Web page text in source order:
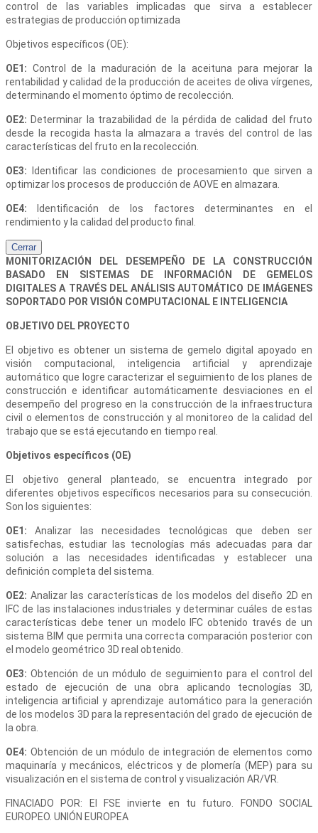
control de las variables implicadas que sirva a establecer
estrategias de producción optimizada
Objetivos específicos (OE):
OE1: Control de la maduración de la aceituna para mejorar la
rentabilidad y calidad de la producción de aceites de oliva vírgenes,
determinando el momento óptimo de recolección.
OE2: Determinar la trazabilidad de la pérdida de calidad del fruto
desde la recogida hasta la almazara a través del control de las
características del fruto en la recolección.
OE3:
Identificar las condiciones de procesamiento que sirven a
optimizar los procesos de producción de AOVE en almazara.
OE4:
Identificación de los factores determinantes en el
rendimiento y la calidad del producto final.
Cerrar
MONITORIZACIÓN DEL DESEMPEÑO DE LA CONSTRUCCIÓN
BASADO EN SISTEMAS DE INFORMACIÓN DE GEMELOS
DIGITALES A TRAVÉS DEL ANÁLISIS AUTOMÁTICO DE IMÁGENES
SOPORTADO POR VISIÓN COMPUTACIONAL E INTELIGENCIA
OBJETIVO DEL PROYECTO
El objetivo es obtener un sistema de gemelo digital apoyado en
visión computacional, inteligencia artificial y aprendizaje
automático que logre caracterizar el seguimiento de los planes de
construcción e identificar automáticamente desviaciones en el
desempeño del progreso en la construcción de la infraestructura
civil o elementos de construcción y al monitoreo de la calidad del
trabajo que se está ejecutando en tiempo real.
Objetivos específicos (OE)
El objetivo general planteado, se encuentra integrado por
diferentes objetivos específicos necesarios para su consecución.
Son los siguientes:
OE1: Analizar las necesidades tecnológicas que deben ser
satisfechas, estudiar las tecnologías más adecuadas para dar
solución a las necesidades identificadas y establecer una
definición completa del sistema.
OE2: Analizar las características de los modelos del diseño 2D en
IFC de las instalaciones industriales y determinar cuáles de estas
características debe tener un modelo IFC obtenido través de un
sistema BIM que permita una correcta comparación posterior con
el modelo geométrico 3D real obtenido.
OE3: Obtención de un módulo de seguimiento para el control del
estado de ejecución de una obra aplicando tecnologías 3D,
inteligencia artificial y aprendizaje automático para la generación
de los modelos 3D para la representación del grado de ejecución de
la obra.
OE4: Obtención de un módulo de integración de elementos como
maquinaría y mecánicos, eléctricos y de plomería (MEP) para su
visualización en el sistema de control y visualización AR/VR.
FINACIADO POR: El FSE invierte en tu futuro. FONDO SOCIAL
EUROPEO. UNIÓN EUROPEA